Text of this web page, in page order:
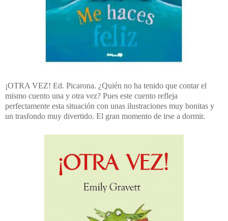
¡OTRA VEZ! Ed. Picarona. ¿Quién no ha tenido que contar el
mismo cuento una y otra vez? Pues este cuento refleja
perfectamente esta situación con unas ilustraciones muy bonitas y
un trasfondo muy divertido. El gran momento de irse a dormir.